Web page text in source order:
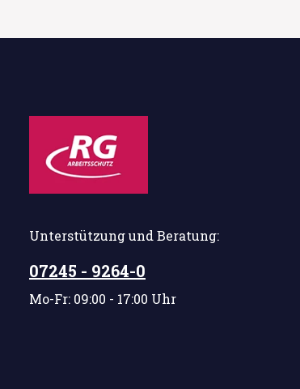
Unterstützung und Beratung:
07245 - 9264-0
Mo-Fr: 09:00 - 17:00 Uhr